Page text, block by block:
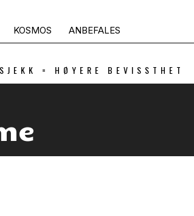
KOSMOS ANBEFALES
= HØYERE BEVISSTHET